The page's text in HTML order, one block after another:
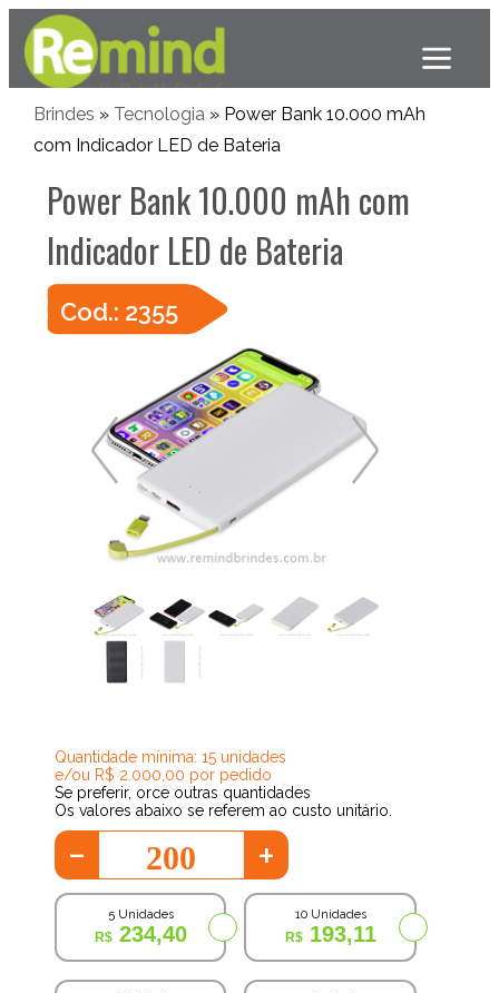
Brindes » Tecnologia» Power Bank 10.000 mAh
com Indicador LED de Bateria
Power Bank 10.000 mAh com
Indicador LED de Bateria
Cod.: 2355
Quantidade mínima: 15 unidades
e/ou R$ 2.000,00 por pedido
Se preferir, orce outras quantidades
Os valores abaixo se referem ao custo unitário.
- +
5 Unidades
234,40
10 Unidades
193,11